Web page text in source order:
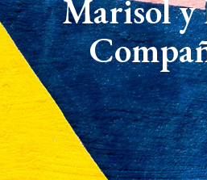
Marisol y